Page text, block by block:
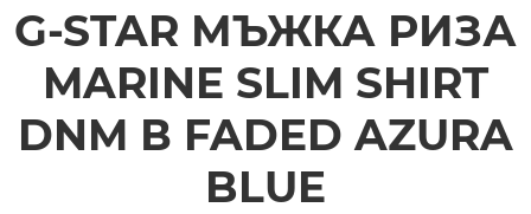
G-STAR МЪЖКА РИЗА
MARINE SLIM SHIRT
DNM В FADED AZURA
BLUE